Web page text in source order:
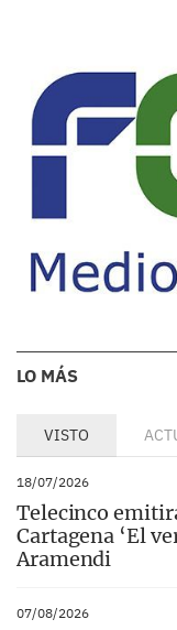
LO MÁS
VISTO
18/07/2026
Telecinco
Cartagena ‘El
Aramendi
07/08/2026